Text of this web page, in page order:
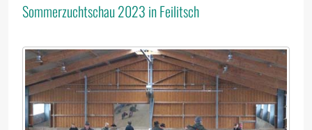
Sommerzuchtschau 2023 in Feilitsch